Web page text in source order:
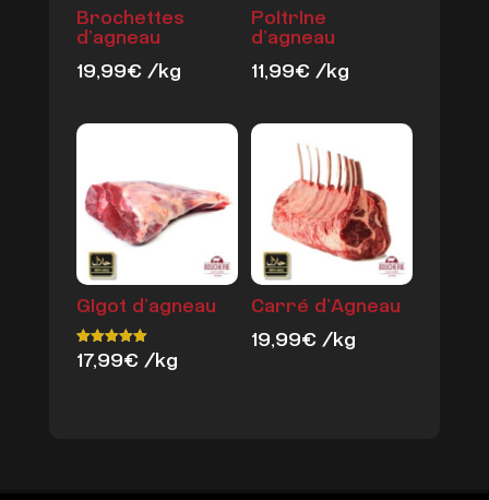
Brochettes
d’agneau
19,99€/kg
Poitrine
d’agneau
11,99€/kg
Gigot d’agneau
Note
5.00
17,99€/kg
Carré d’Agneau
19,99€/kg